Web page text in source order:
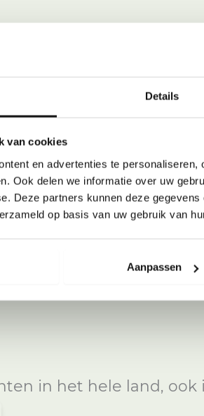
Details
van cookies
en advertenties te
Ook delen we informatie over uw
Deze partners kunnen deze
op basis van uw gebruik van
Aanpassen
in het hele land, ook